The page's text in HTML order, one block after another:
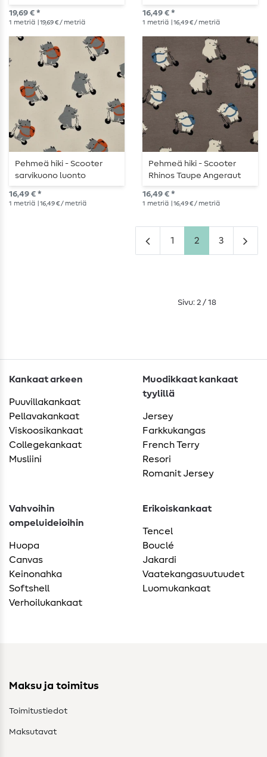
musta
19,69 € *
1 metriä | 19,69 € / metriä
16,49 € *
1 metriä | 16,49 € / metriä
Pehmeä hiki - Scooter
sarvikuono luonto
Angerauta
16,49 € *
1 metriä | 16,49 € / metriä
Pehmeä hiki - Scooter
Rhinos Taupe Angeraut
16,49 € *
1 metriä | 16,49 € / metriä
1 2 3
Sivu: 2 / 18
Kankaat arkeen
Puuvillakankaat
Pellavakankaat
Viskoosikankaat
Collegekankaat
Musliini
Muodikkaat kankaat
tyylillä
Jersey
Farkkukangas
French Terry
Resori
Romanit Jersey
Vahvoihin
ompeluideioihin
Huopa
Canvas
Keinonahka
Softshell
Verhoilukankaat
Erikoiskankaat
Tencel
Bouclé
Jakardi
Vaatekangasuutuudet
Luomukankaat
Maksu ja toimitus
Toimitustiedot
Maksutavat